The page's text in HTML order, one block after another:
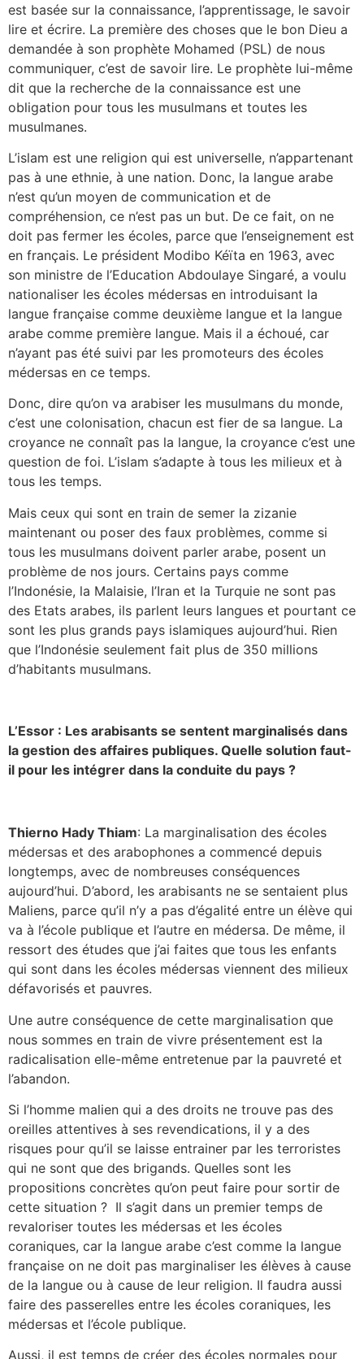
est basée sur la connaissance, l’apprentissage, le savoir
lire et écrire. La première des choses que le bon Dieu a
demandée à son prophète Mohamed (PSL) de nous
communiquer, c’est de savoir lire. Le prophète lui-même
dit que la recherche de la connaissance est une
obligation pour tous les musulmans et toutes les
musulmanes.
L’islam est une religion qui est universelle, n’appartenant
pas à une ethnie, à une nation. Donc, la langue arabe
n’est qu’un moyen de communication et de
compréhension, ce n’est pas un but. De ce fait, on ne
doit pas fermer les écoles, parce que l’enseignement est
en français. Le président Modibo Kéïta en 1963, avec
son ministre de l’Education Abdoulaye Singaré, a voulu
nationaliser les écoles médersas en introduisant la
langue française comme deuxième langue et la langue
arabe comme première langue. Mais il a échoué, car
n’ayant pas été suivi par les promoteurs des écoles
médersas en ce temps.
Donc, dire qu’on va arabiser les musulmans du monde,
c’est une colonisation, chacun est fier de sa langue. La
croyance ne connaît pas la langue, la croyance c’est une
question de foi. L’islam s’adapte à tous les milieux et à
tous les temps.
Mais ceux qui sont en train de semer la zizanie
maintenant ou poser des faux problèmes, comme si
tous les musulmans doivent parler arabe, posent un
problème de nos jours. Certains pays comme
l’Indonésie, la Malaisie, l’Iran et la Turquie ne sont pas
des Etats arabes, ils parlent leurs langues et pourtant ce
sont les plus grands pays islamiques aujourd’hui. Rien
que l’Indonésie seulement fait plus de 350 millions
d’habitants musulmans.
L’Essor : Les arabisants se sentent marginalisés dans
la gestion des affaires publiques. Quelle solution faut-
il pour les intégrer dans la conduite du pays ?
Thierno Hady Thiam: La marginalisation des écoles
médersas et des arabophones a commencé depuis
longtemps, avec de nombreuses conséquences
aujourd’hui. D’abord, les arabisants ne se sentaient plus
Maliens, parce qu’il n’y a pas d’égalité entre un élève qui
va à l’école publique et l’autre en médersa. De même, il
ressort des études que j’ai faites que tous les enfants
qui sont dans les écoles médersas viennent des milieux
défavorisés et pauvres.
Une autre conséquence de cette marginalisation que
nous sommes en train de vivre présentement est la
radicalisation elle-même entretenue par la pauvreté et
l’abandon.
Si l’homme malien qui a des droits ne trouve pas des
oreilles attentives à ses revendications, il y a des
risques pour qu’il se laisse entrainer par les terroristes
qui ne sont que des brigands. Quelles sont les
propositions concrètes qu’on peut faire pour sortir de
cette situation ? Il s’agit dans un premier temps de
revaloriser toutes les médersas et les écoles
coraniques, car la langue arabe c’est comme la langue
française on ne doit pas marginaliser les élèves à cause
de la langue ou à cause de leur religion. Il faudra aussi
faire des passerelles entre les écoles coraniques, les
médersas et l’école publique.
Aussi, il est temps de créer des écoles normales pour